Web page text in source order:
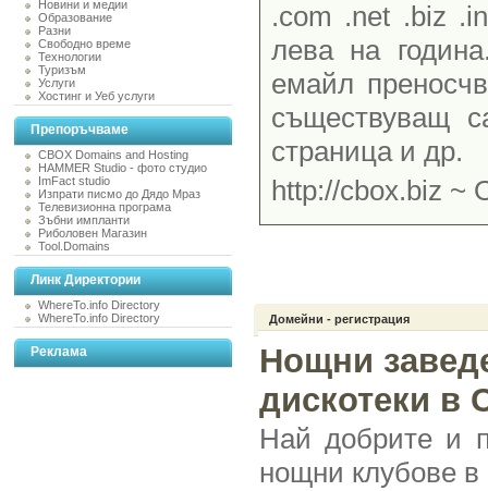
Новини и медии
Образование
Разни
Свободно време
Технологии
Туризъм
Услуги
Хостинг и Уеб услуги
Препоръчваме
CBOX Domains and Hosting
HAMMER Studio - фото студио
ImFact studio
Изпрати писмо до Дядо Мраз
Телевизионна програма
Зъбни импланти
Риболовен Магазин
Tool.Domains
Линк Директории
WhereTo.info Directory
WhereTo.info Directory
Реклама
.com .net .biz
лева на
емайл
съществуващ
страница и др.
http://cbox.biz ~
Домейни - регистрация
Нощни
дискотеки в
Най добрите и
нощни клубове